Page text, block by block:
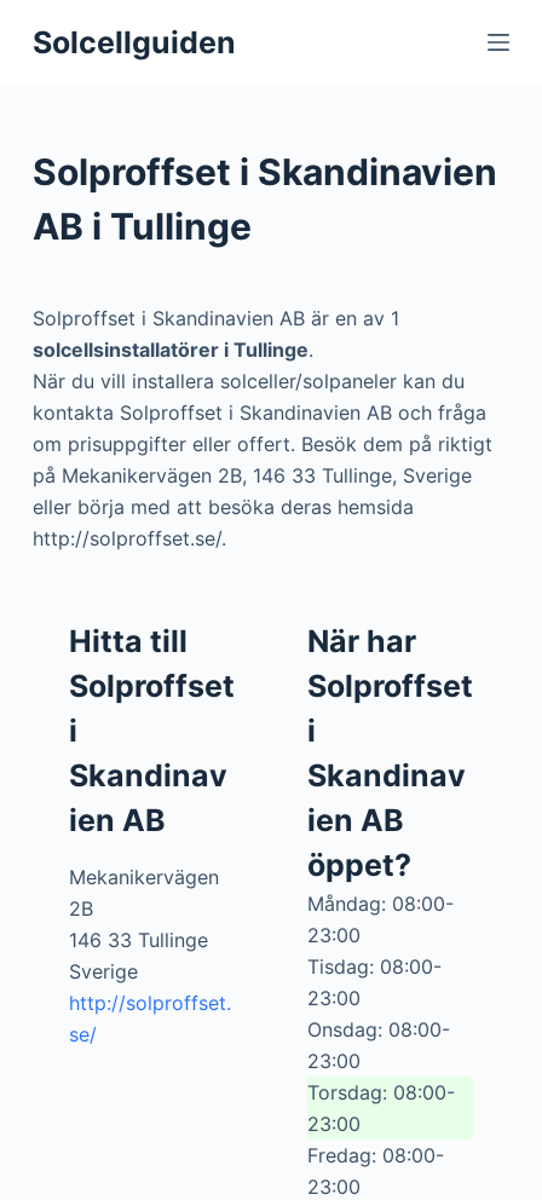
S
o
e
n
Solcellguiden
Solproffset i Skandinavien
AB i Tullinge
Solproffset i Skandinavien AB är en av 1
solcellsinstallatörer i Tullinge.
När du vill installera solceller/solpaneler kan du
kontakta Solproffset i Skandinavien AB och fråga
om prisuppgifter eller offert. Besök dem på riktigt
på Mekanikervägen 2B, 146 33 Tullinge, Sverige
eller börja med att besöka deras hemsida
http://solproffset.se/.
Hitta till
Solproffset
i
Skandinav
ien AB
Mekanikervägen
2B
146 33 Tullinge
Sverige
http://solproffset.
se/
När har
Solproffset
i
Skandinav
ien AB
öppet?
Måndag: 08:00-
23:00
Tisdag: 08:00-
23:00
Onsdag: 08:00-
23:00
Torsdag: 08:00-
23:00
Fredag: 08:00-
23:00